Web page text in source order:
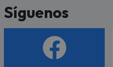
Síguenos